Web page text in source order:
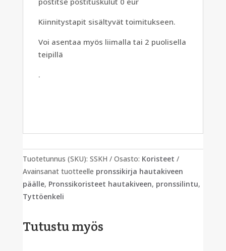
Kiinnitystapit sisältyvät toimitukseen.
Voi asentaa myös liimalla tai 2 puolisella
teipillä
.
Tuotetunnus (SKU): SSKH Osasto: Koristeet
Avainsanat tuotteelle pronssikirja hautakiveen
päälle, Pronssikoristeet hautakiveen, pronssilintu,
Tyttöenkeli
Tutustu myös